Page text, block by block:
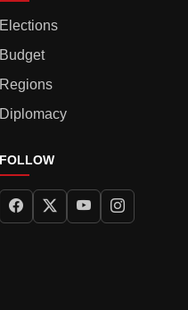
Elections
Budget
Regions
Diplomacy
FOLLOW